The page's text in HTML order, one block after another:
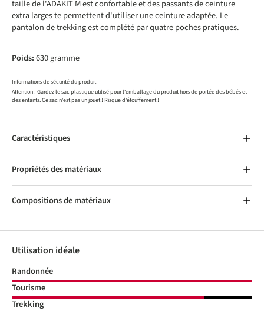
taille de l'ADAKIT M est confortable et des passants de ceinture
extra larges te permettent d'utiliser une ceinture adaptée. Le
pantalon de trekking est complété par quatre poches pratiques.
Poids:630 gramme
Informations de sécurité du produit
Attention ! Gardez le sac plastique utilisé pour l'emballage du produit hors de portée des bébés et
des enfants. Ce sac n'est pas un jouet ! Risque d'étouffement !
Caractéristiques
Propriétés des matériaux
Compositions de matériaux
Utilisation idéale
Randonnée
Tourisme
Trekking